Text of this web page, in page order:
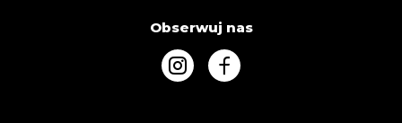
Obserwuj nas